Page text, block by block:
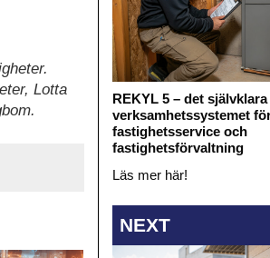
Lotta
REKYL 5 – det självklara
verksamhetssystemet
fastighetsservice och
fastighetsförvaltning
Läs mer här!
NEXT